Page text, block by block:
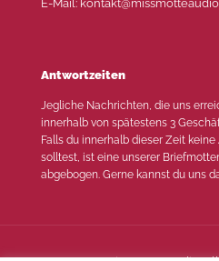
E-Mail:
Antwortzeiten
Jegliche Nachrichten, die uns
innerhalb von spätestens 3
Falls du innerhalb dieser Zeit
solltest, ist eine unserer
abgebogen. Gerne kannst du uns